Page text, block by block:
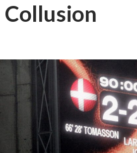
Collusion